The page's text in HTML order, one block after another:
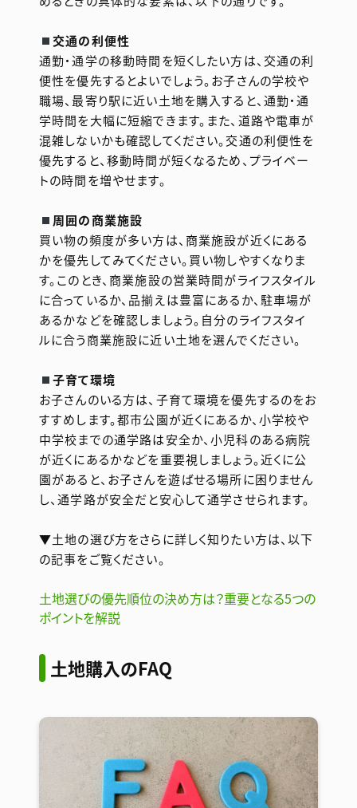
交通の利便性
通勤・通学の移動時間を短くしたい方は、交通の利
便性を優先するとよいでしょう。お子さんの学校や
職場、最寄り駅に近い土地を購入すると、通勤・通
学時間を大幅に短縮できます。また、道路や電車が
混雑しないかも確認してください。交通の利便性を
優先すると、移動時間が短くなるため、プライベー
トの時間を増やせます。
周囲の商業施設
買い物の頻度が多い方は、商業施設が近くにある
かを優先してみてください。買い物しやすくなりま
す。このとき、商業施設の営業時間がライフスタイル
に合っているか、品揃えは豊富にあるか、駐車場が
あるかなどを確認しましょう。自分のライフスタイ
ルに合う商業施設に近い土地を選んでください。
子育て環境
お子さんのいる方は、子育て環境を優先するのをお
すすめします。都市公園が近くにあるか、小学校や
中学校までの通学路は安全か、小児科のある病院
が近くにあるかなどを重要視しましょう。近くに公
園があると、お子さんを遊ばせる場所に困りません
し、通学路が安全だと安心して通学させられます。
▼土地の選び方をさらに詳しく知りたい方は、以下
の記事をご覧ください。
土地選びの優先順位の決め方は？重要となる5つの
ポイントを解説
土地購入のFAQ